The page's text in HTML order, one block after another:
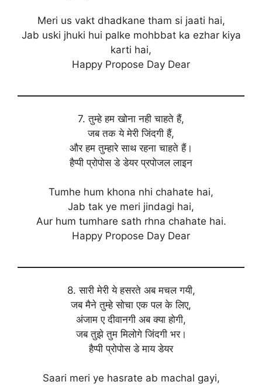
Meri us vakt dhadkane tham si jaati hai,
Jab uski jhuki hui palke mohbbat ka ezhar kiya
karti hai,
Happy Propose Day Dear
7. तुम्हे हम खोना नही चाहते हैं,
जब तक ये मेरी जिंदगी हैं,
और हम तुम्हारे साथ रहना चाहते हैं।
हैप्पी प्रोपोस डे डेयर प्रपोजल लाइन
Tumhe hum khona nhi chahate hai,
Jab tak ye meri jindagi hai,
Aur hum tumhare sath rhna chahate hai.
Happy Propose Day Dear
8. सारी मेरी ये हसरते अब मचल गयी,
जब मैने तुम्हे सोचा एक पल के लिए,
अंजाम ए दीवानगी अब क्या होगी,
जब तुझे तुम मिलोगे जिंदगी भर।
हैप्पी प्रोपोस डे माय डेयर
Saari meri ye hasrate ab machal gayi,